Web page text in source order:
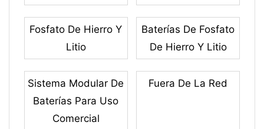
Fosfato De Hierro Y
Litio
Baterías De Fosfato
De Hierro Y Litio
Sistema Modular De
Baterías Para Uso
Comercial
Fuera De La Red